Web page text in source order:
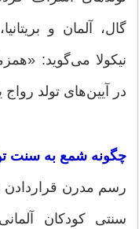
گال، آلمان و
نیکولا می‌گوید:
در آیین‌های تولد
چگونه شمع به سنت
رسم مدرن